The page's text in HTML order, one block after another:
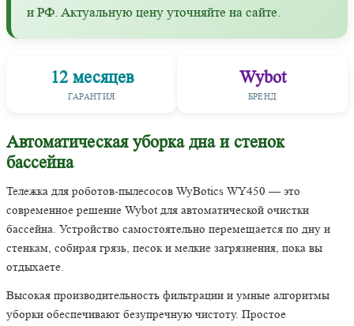
и РФ. Актуальную цену уточняйте на сайте.
12 месяцев
ГАРАНТИЯ
Wybot
БРЕНД
Автоматическая уборка дна и стенок
бассейна
Тележка для роботов-пылесосов WyBotics WY450 — это
современное решение Wybot для автоматической очистки
бассейна. Устройство самостоятельно перемещается по дну и
стенкам, собирая грязь, песок и мелкие загрязнения, пока вы
отдыхаете.
Высокая производительность фильтрации и умные алгоритмы
уборки обеспечивают безупречную чистоту. Простое